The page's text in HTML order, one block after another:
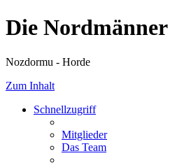
Die Nordmänner
Nozdormu - Horde
Zum Inhalt
Schnellzugriff
Mitglieder
Das Team